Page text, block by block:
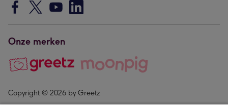
Onze merken
Copyright © 2026 by Greetz